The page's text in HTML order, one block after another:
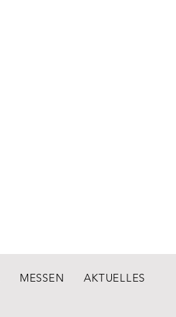
MESSEN AKTUELLES